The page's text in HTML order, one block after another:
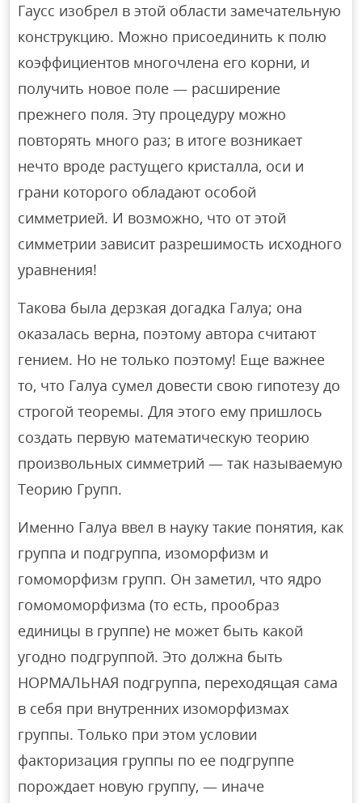
Гаусс изобрел в этой области замечательную
конструкцию. Можно присоединить к полю
коэффициентов многочлена его корни, и
получить новое поле — расширение
прежнего поля. Эту процедуру можно
повторять много раз; в итоге возникает
нечто вроде растущего кристалла, оси и
грани которого обладают особой
симметрией. И возможно, что от этой
симметрии зависит разрешимость исходного
уравнения!
Такова была дерзкая догадка Галуа; она
оказалась верна, поэтому автора считают
гением. Но не только поэтому! Еще важнее
то, что Галуа сумел довести свою гипотезу до
строгой теоремы. Для этого ему пришлось
создать первую математическую теорию
произвольных симметрий — так называемую
Теорию Групп.
Именно Галуа ввел в науку такие понятия, как
группа и подгруппа, изоморфизм и
гомоморфизм групп. Он заметил, что ядро
гомомоморфизма (то есть, прообраз
единицы в группе) не может быть какой
угодно подгруппой. Это должна быть
НОРМАЛЬНАЯ подгруппа, переходящая сама
в себя при внутренних изоморфизмах
группы. Только при этом условии
факторизация группы по ее подгруппе
порождает новую группу, — иначе